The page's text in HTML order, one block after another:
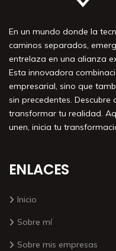
En un mundo donde la
caminos separados,
entrelaza en una alianza
Esta innovadora
empresarial, sino que
sin precedentes.
transformar tu realidad.
unen, inicia tu
ENLACES
Inicio
Sobre mí
Sobre mis empresas